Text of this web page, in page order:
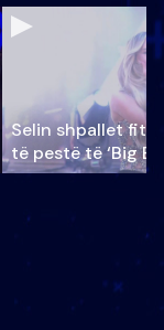
Selin shpallet
të pestë të ‘Big